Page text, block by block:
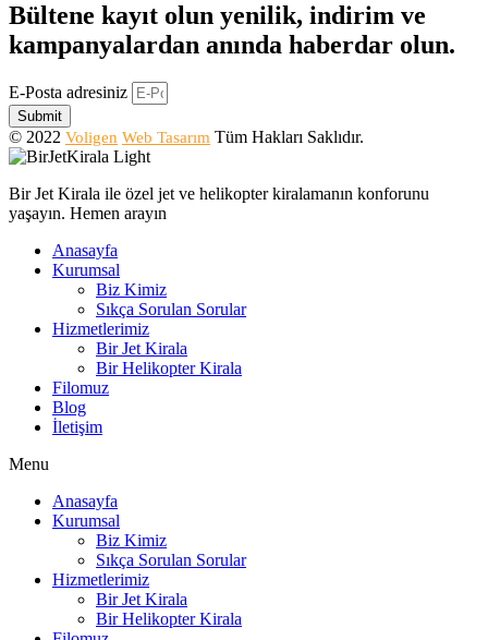
Bültene kayıt olun yenilik, indirim ve
kampanyalardan anında haberdar olun.
E-Posta adresiniz
Submit
© 2022 Voligen Web Tasarım Tüm Hakları Saklıdır.
Bir Jet Kirala ile özel jet ve helikopter kiralamanın konforunu
yaşayın. Hemen arayın
Anasayfa
Kurumsal
Biz Kimiz
Sıkça Sorulan Sorular
Hizmetlerimiz
Bir Jet Kirala
Bir Helikopter Kirala
Filomuz
Blog
İletişim
Menu
Anasayfa
Kurumsal
Biz Kimiz
Sıkça Sorulan Sorular
Hizmetlerimiz
Bir Jet Kirala
Bir Helikopter Kirala